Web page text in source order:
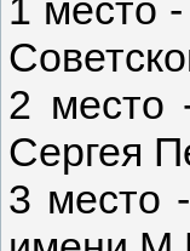
1 место
2
Сергея
3 место